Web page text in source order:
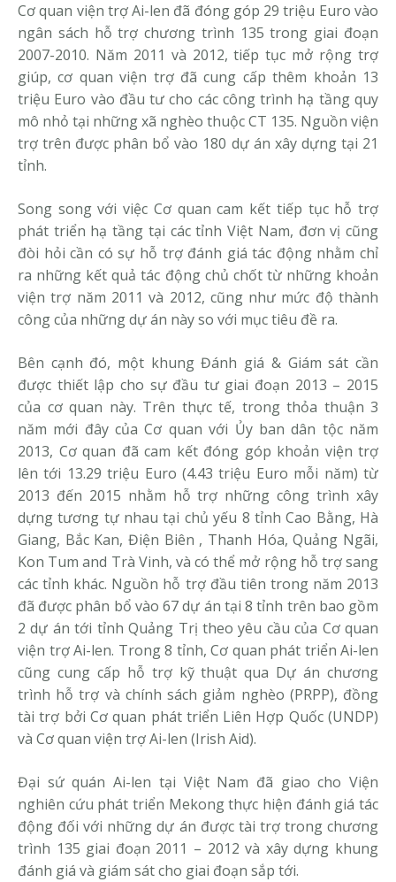
Cơ quan viện trợ Ai-len đã đóng góp 29 triệu Euro vào
ngân sách hỗ trợ chương trình 135 trong giai đoạn
2007-2010. Năm 2011 và 2012, tiếp tục mở rộng trợ
giúp, cơ quan viện trợ đã cung cấp thêm khoản 13
triệu Euro vào đầu tư cho các công trình hạ tầng quy
mô nhỏ tại những xã nghèo thuộc CT 135. Nguồn viện
trợ trên được phân bổ vào 180 dự án xây dựng tại 21
tỉnh.
Song song với việc Cơ quan cam kết tiếp tục hỗ trợ
phát triển hạ tầng tại các tỉnh Việt Nam, đơn vị cũng
đòi hỏi cần có sự hỗ trợ đánh giá tác động nhằm chỉ
ra những kết quả tác động chủ chốt từ những khoản
viện trợ năm 2011 và 2012, cũng như mức độ thành
công của những dự án này so với mục tiêu đề ra.
Bên cạnh đó, một khung Đánh giá & Giám sát cần
được thiết lập cho sự đầu tư giai đoạn 2013 – 2015
của cơ quan này. Trên thực tế, trong thỏa thuận 3
năm mới đây của Cơ quan với Ủy ban dân tộc năm
2013, Cơ quan đã cam kết đóng góp khoản viện trợ
lên tới 13.29 triệu Euro (4.43 triệu Euro mỗi năm) từ
2013 đến 2015 nhằm hỗ trợ những công trình xây
dựng tương tự nhau tại chủ yếu 8 tỉnh Cao Bằng, Hà
Giang, Bắc Kan, Điện Biên , Thanh Hóa, Quảng Ngãi,
Kon Tum and Trà Vinh, và có thể mở rộng hỗ trợ sang
các tỉnh khác. Nguồn hỗ trợ đầu tiên trong năm 2013
đã được phân bổ vào 67 dự án tại 8 tỉnh trên bao gồm
2 dự án tới tỉnh Quảng Trị theo yêu cầu của Cơ quan
viện trợ Ai-len. Trong 8 tỉnh, Cơ quan phát triển Ai-len
cũng cung cấp hỗ trợ kỹ thuật qua Dự án chương
trình hỗ trợ và chính sách giảm nghèo (PRPP), đồng
tài trợ bởi Cơ quan phát triển Liên Hợp Quốc (UNDP)
và Cơ quan viện trợ Ai-len (Irish Aid).
Đại sứ quán Ai-len tại Việt Nam đã giao cho Viện
nghiên cứu phát triển Mekong thực hiện đánh giá tác
động đối với những dự án được tài trợ trong chương
trình 135 giai đoạn 2011 – 2012 và xây dựng khung
đánh giá và giám sát cho giai đoạn sắp tới.